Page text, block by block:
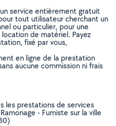
service entièrement gratuit
tout utilisateur cherchant un
ou particulier, pour une
de matériel. Payez
fixé par vous,
en ligne de la prestation
aucune commission ni frais
les prestations de services
- Fumiste sur la ville